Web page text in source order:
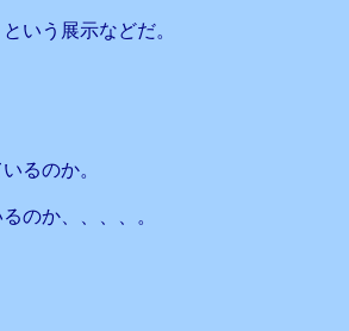
いう展示などだ。
るのか。
のか、、、、。